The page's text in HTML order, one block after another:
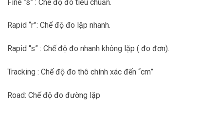
Fine “s” : Chế độ đo tiêu chuẩn.
Rapid “r”: Chế độ đo lặp nhanh.
Rapid “s” : Chế độ đo nhanh không lặp ( đo đơn).
Tracking : Chế độ đo thô chính xác đến “cm”
Road: Chế độ đo đường lặp